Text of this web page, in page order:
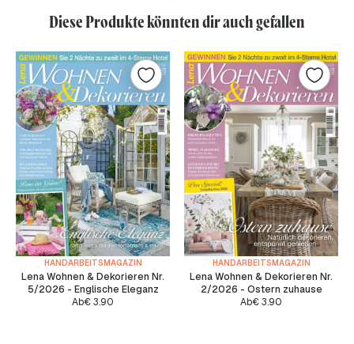
Diese Produkte könnten dir auch gefallen
HANDARBEITSMAGAZIN
Lena Wohnen & Dekorieren Nr.
5/2026 - Englische Eleganz
Ab€3.90
HANDARBEITSMAGAZIN
Lena Wohnen & Dekorieren Nr.
2/2026 - Ostern zuhause
Ab€3.90